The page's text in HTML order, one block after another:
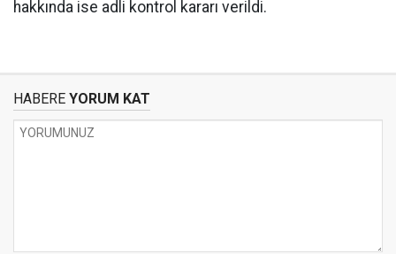
hakkında ise adli kontrol kararı verildi.
HABERE YORUM KAT